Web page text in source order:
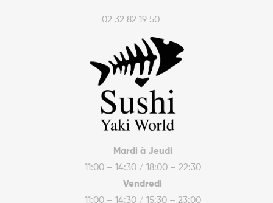
02 32 82 19 50
Mardi à Jeudi
11:00 – 14:30 / 18:00 – 22:30
Vendredi
11:00 – 14:30 / 15:30 – 23:00